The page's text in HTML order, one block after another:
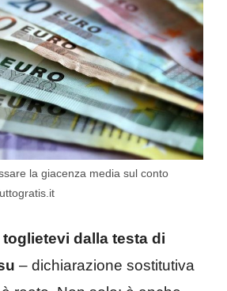
la giacenza media sul conto
toglietevi dalla testa di
– dichiarazione sostitutiva